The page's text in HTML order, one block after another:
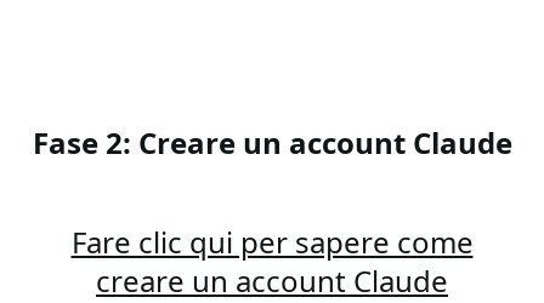
Fase 2: Creare un account Claude
Fare clic qui per sapere come
creare un account Claude